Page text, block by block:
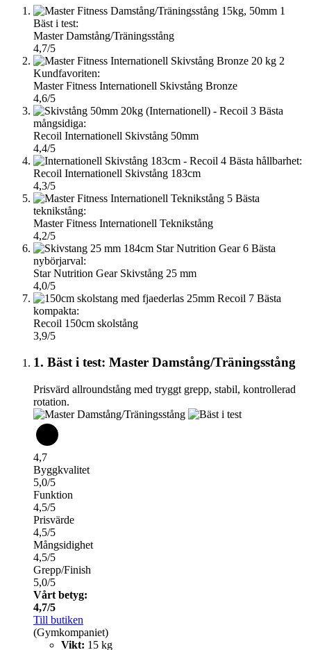
1
Bäst i test:
Master Damstång/Träningsstång
4,7/5
2
Kundfavoriten:
Master Fitness Internationell Skivstång Bronze
4,6/5
3 Bästa
mångsidiga:
Recoil Internationell Skivstång 50mm
4,4/5
4 Bästa hållbarhet:
Recoil Internationell Skivstång 183cm
4,3/5
5 Bästa
teknikstång:
Master Fitness Internationell Teknikstång
4,2/5
6 Bästa
nybörjarval:
Star Nutrition Gear Skivstång 25 mm
4,0/5
7 Bästa
kompakta:
Recoil 150cm skolstång
3,9/5
1. Bäst i test: Master Damstång/Träningsstång
Prisvärd allroundstång med tryggt grepp, stabil, kontrollerad
rotation.
4,7
Byggkvalitet
5,0/5
Funktion
4,5/5
Prisvärde
4,5/5
Mångsidighet
4,5/5
Grepp/Finish
5,0/5
Vårt betyg:
4,7/5
Till butiken
(Gymkompaniet)
Vikt: 15 kg